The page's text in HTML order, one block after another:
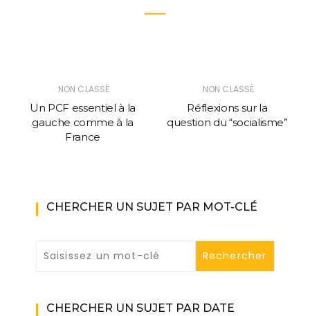
NON CLASSÉ
Un PCF essentiel à la
gauche comme à la
France
NON CLASSÉ
Réflexions sur la
question du “socialisme”
CHERCHER UN SUJET PAR MOT-CLÉ
CHERCHER UN SUJET PAR DATE